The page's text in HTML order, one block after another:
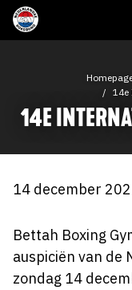
14e
14E
14 december
Bettah Boxing
auspiciën van de
zondag 14